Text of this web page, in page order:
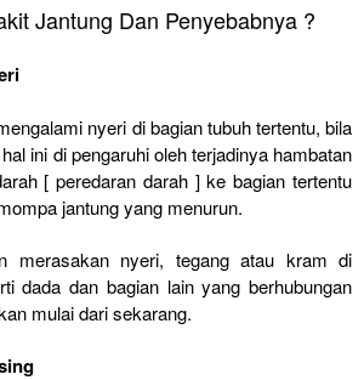
Jantung Dan Penyebabnya ?
nyeri di bagian tubuh tertentu, bila
ini di pengaruhi oleh terjadinya hambatan
[ peredaran darah ] ke bagian tertentu
jantung yang menurun.
merasakan nyeri, tegang atau kram di
dada dan bagian lain yang berhubungan
mulai dari sekarang.